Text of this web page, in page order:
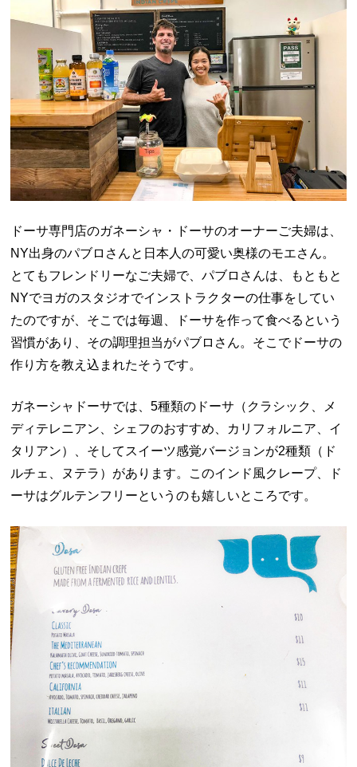
ドーサ専門店のガネーシャ・ドーサのオーナーご夫婦は、
NY出身のパブロさんと日本人の可愛い奥様のモエさん。
とてもフレンドリーなご夫婦で、パブロさんは、もともと
NYでヨガのスタジオでインストラクターの仕事をしてい
たのですが、そこでは毎週、ドーサを作って食べるという
習慣があり、その調理担当がパブロさん。そこでドーサの
作り方を教え込まれたそうです。
ガネーシャドーサでは、5種類のドーサ（クラシック、メ
ディテレニアン、シェフのおすすめ、カリフォルニア、イ
タリアン）、そしてスイーツ感覚バージョンが2種類（ド
ルチェ、ヌテラ）があります。このインド風クレープ、ド
ーサはグルテンフリーというのも嬉しいところです。